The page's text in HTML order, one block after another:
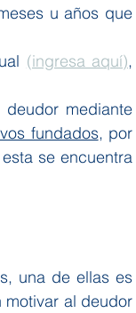
u años que
(ingresa aquí),
mediante
fundados, por
se encuentra
una de ellas es
al deudor